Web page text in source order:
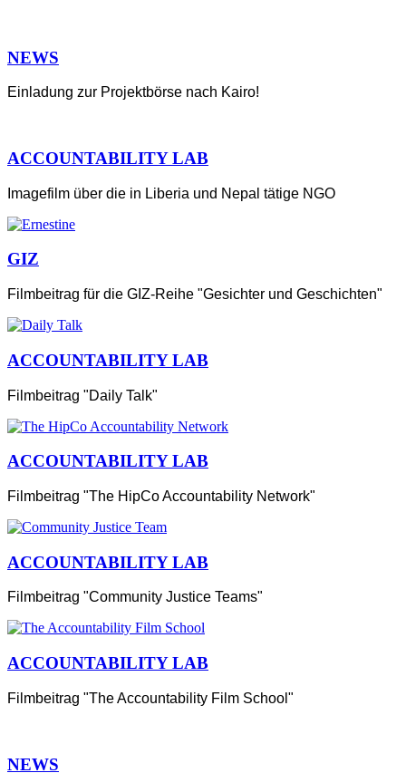
NEWS
Einladung zur Projektbörse nach Kairo!
ACCOUNTABILITY LAB
Imagefilm über die in Liberia und Nepal tätige NGO
GIZ
Filmbeitrag für die GIZ-Reihe "Gesichter und Geschichten"
ACCOUNTABILITY LAB
Filmbeitrag "Daily Talk"
ACCOUNTABILITY LAB
Filmbeitrag "The HipCo Accountability Network"
ACCOUNTABILITY LAB
Filmbeitrag "Community Justice Teams"
ACCOUNTABILITY LAB
Filmbeitrag "The Accountability Film School"
NEWS